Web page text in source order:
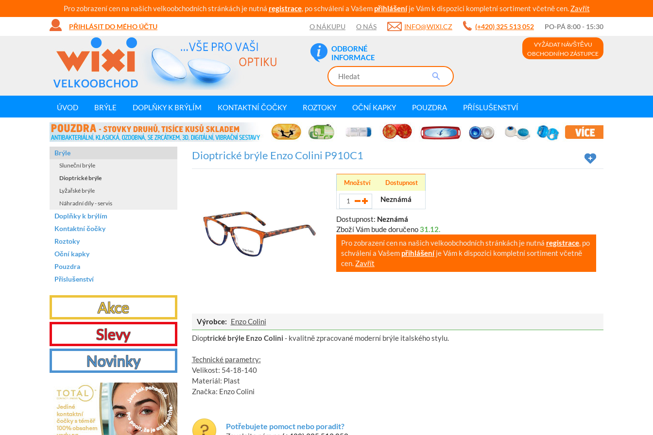
Pro zobrazení cen na našich velkoobchodních stránkách je nutná registrace, po schválení a Vašem přihlášeníje Vám k dispozici kompletní sortiment včetně cen. Zavřít
PŘIHLÁSIT DO MÉHO ÚČTU O NÁKUPU O NÁS INFO@WIXI.CZ (+420) 325 513 052 PO-PÁ 8:00 - 15:30
ODBORNÉ
INFORMACE
VYŽÁDAT NÁVŠTĚVU
OBCHODNÍHO ZÁSTUPCE
ÚVOD BRÝLE DOPLŇKY K BRÝLÍM KONTAKTNÍ ČOČKY ROZTOKY OČNÍ KAPKY POUZDRA PŘÍSLUŠENSTVÍ
Dioptrické brýle Enzo Colini P910C1
Množství Dostupnost
Neznámá
Dostupnost: Neznámá
Zboží Vám bude doručeno 31.12.
Pro zobrazení cen na našich velkoobchodních stránkách je nutná registrace, po
schválení a Vašem přihlášeníje Vám k dispozici kompletní sortiment včetně
cen. Zavřít
Výrobce: Enzo Colini
Dioptrické brýle Enzo Colini - kvalitně zpracované moderní brýle italského stylu.
Technické parametry:
Velikost: 54-18-140
Materiál: Plast
Značka: Enzo Colini
Potřebujete pomoct nebo poradit?
Brýle
Sluneční brýle
Dioptrické brýle
Lyžařské brýle
Náhradní díly - servis
Doplňky k brýlím
Kontaktní čočky
Roztoky
Oční kapky
Pouzdra
Příslušenství
Akce
Slevy
Novinky